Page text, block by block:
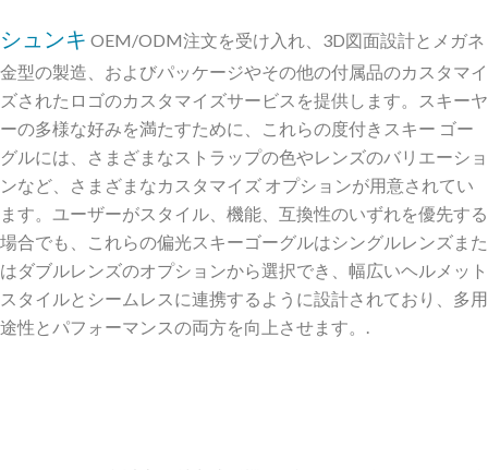
シュンキ OEM/ODM注文を受け入れ、3D図面設計とメガネ
金型の製造、およびパッケージやその他の付属品のカスタマイ
ズされたロゴのカスタマイズサービスを提供します。スキーヤ
ーの多様な好みを満たすために、これらの度付きスキー ゴー
グルには、さまざまなストラップの色やレンズのバリエーショ
ンなど、さまざまなカスタマイズ オプションが用意されてい
ます。ユーザーがスタイル、機能、互換性のいずれを優先する
場合でも、これらの偏光スキーゴーグルはシングルレンズまた
はダブルレンズのオプションから選択でき、幅広いヘルメット
スタイルとシームレスに連携するように設計されており、多用
途性とパフォーマンスの両方を向上させます。.